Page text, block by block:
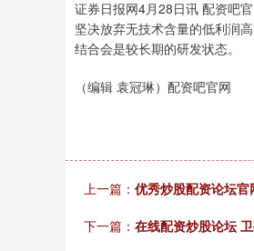
证券日报网4月28日讯 配资吧
坚决放弃无技术含量的低利润
结合会是较长期的研发状态。
（编辑 袁冠琳）配资吧官网
上一篇： 优秀炒股配资论坛
下一篇： 在线配资炒股论坛